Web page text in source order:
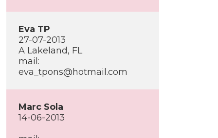
Eva TP
27-07-2013
A Lakeland, FL
mail:
eva_tpons@hotmail.com
Marc Sola
14-06-2013